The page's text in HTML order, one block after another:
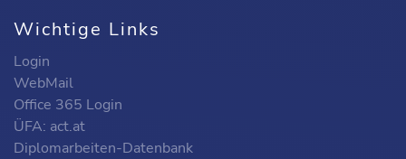
Wichtige Links
Login
WebMail
Office 365 Login
ÜFA: act.at
Diplomarbeiten-Datenbank